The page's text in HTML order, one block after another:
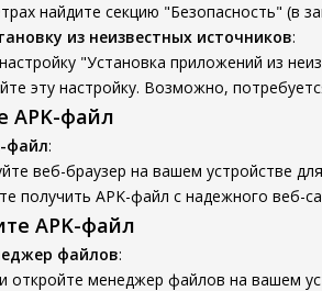
найдите секцию "Безопасность" (в
из неизвестных источников:
"Установка приложений из
эту настройку. Возможно,
APK-файл
файл:
веб-браузер на вашем устройстве
получить APK-файл с надежного веб-
APK-файл
файлов:
откройте менеджер файлов на вашем